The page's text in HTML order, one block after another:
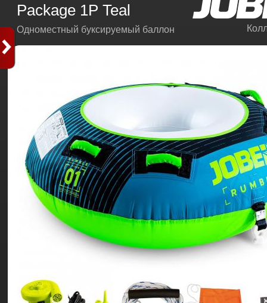
Package 1P Teal
Одноместный буксируемый баллон